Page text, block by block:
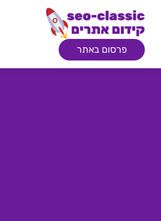
פרסום באתר